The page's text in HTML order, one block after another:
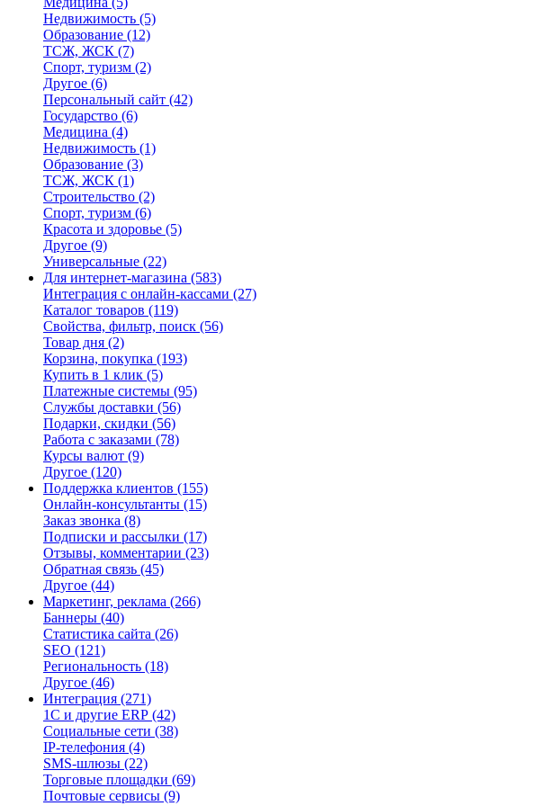
Недвижимость (5)
Образование (12)
ТСЖ, ЖСК (7)
Спорт, туризм (2)
Другое (6)
Персональный сайт (42)
Государство (6)
Медицина (4)
Недвижимость (1)
Образование (3)
ТСЖ, ЖСК (1)
Строительство (2)
Спорт, туризм (6)
Красота и здоровье (5)
Другое (9)
Универсальные (22)
Для интернет-магазина (583)
Интеграция с онлайн-кассами (27)
Каталог товаров (119)
Свойства, фильтр, поиск (56)
Товар дня (2)
Корзина, покупка (193)
Купить в 1 клик (5)
Платежные системы (95)
Службы доставки (56)
Подарки, скидки (56)
Работа с заказами (78)
Курсы валют (9)
Другое (120)
Поддержка клиентов (155)
Онлайн-консультанты (15)
Заказ звонка (8)
Подписки и рассылки (17)
Отзывы, комментарии (23)
Обратная связь (45)
Другое (44)
Маркетинг, реклама (266)
Баннеры (40)
Статистика сайта (26)
SEO (121)
Региональность (18)
Другое (46)
Интеграция (271)
1С и другие ERP (42)
Социальные сети (38)
IP-телефония (4)
SMS-шлюзы (22)
Торговые площадки (69)
Почтовые сервисы (9)